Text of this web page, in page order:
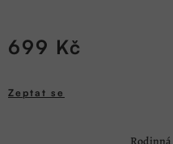
699 Kč
cena:
Zeptat se